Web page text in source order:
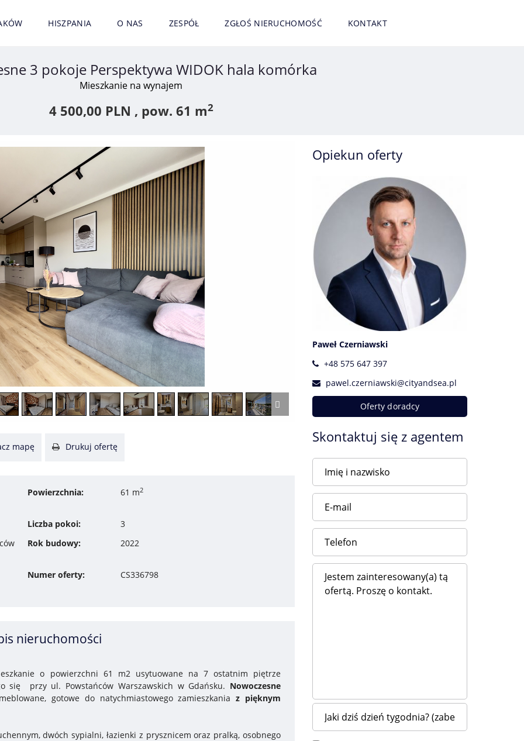
HISZPANIA O NAS ZESPÓŁ ZGŁOŚ NIERUCHOMOŚĆ KONTAKT
3 pokoje Perspektywa WIDOK hala komórka
Mieszkanie na wynajem
4 500,00 PLN , pow. 61 m2
mapę Drukuj ofertę
Powierzchnia: 61 m2
Liczba pokoi:
3
Rok budowy: 2022
Numer oferty: CS336798
nieruchomości
o powierzchni 61 m2 usytuowane na 7 ostatnim piętrze
się przy ul. Powstańców Warszawskich w Gdańsku. Nowoczesne
gotowe do natychmiastowego zamieszkaniaz pięknym
dwóch sypialni, łazienki z prysznicem oraz pralką, osobnego
Opiekun oferty
Paweł Czerniawski
+48 575 647 397
pawel.czerniawski@cityandsea.pl
Oferty doradcy
Skontaktuj się z agentem